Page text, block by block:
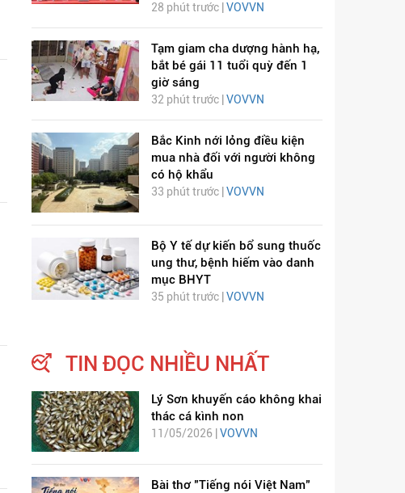
28 phút trước | VOVVN
Tạm giam cha dượng hành hạ,
bắt bé gái 11 tuổi quỳ đến 1
giờ sáng
32 phút trước | VOVVN
Bắc Kinh nới lỏng điều kiện
mua nhà đối với người không
có hộ khẩu
33 phút trước | VOVVN
Bộ Y tế dự kiến bổ sung thuốc
ung thư, bệnh hiếm vào danh
mục BHYT
35 phút trước | VOVVN
TIN ĐỌC NHIỀU NHẤT
Lý Sơn khuyến cáo không khai
thác cá kình non
11/05/2026 | VOVVN
Bài thơ "Tiếng nói Việt Nam"